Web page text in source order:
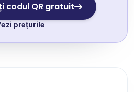
codul QR gratuit
prețurile